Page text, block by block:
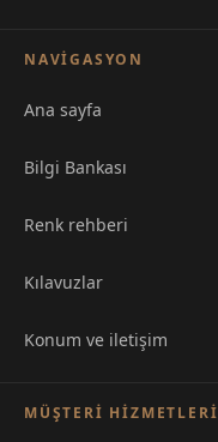
NAVIGASYON
Ana sayfa
Bilgi Bankası
Renk rehberi
Kılavuzlar
Konum ve iletişim
MÜŞTERI HIZMETLERI